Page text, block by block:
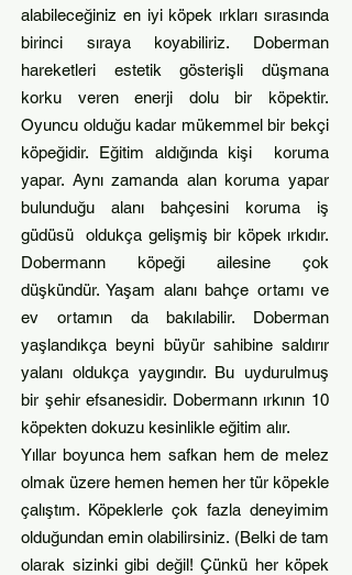
alabileceğiniz en iyi köpek ırkları sırasında
birinci sıraya koyabiliriz. Doberman
hareketleri estetik gösterişli düşmana
korku veren enerji dolu bir köpektir.
Oyuncu olduğu kadar mükemmel bir bekçi
köpeğidir. Eğitim aldığında kişi koruma
yapar. Aynı zamanda alan koruma yapar
bulunduğu alanı bahçesini koruma iş
güdüsü oldukça gelişmiş bir köpek ırkıdır.
Dobermann köpeği ailesine çok
düşkündür. Yaşam alanı bahçe ortamı ve
ev ortamın da bakılabilir. Doberman
yaşlandıkça beyni büyür sahibine saldırır
yalanı oldukça yaygındır. Bu uydurulmuş
bir şehir efsanesidir. Dobermann ırkının 10
köpekten dokuzu kesinlikle eğitim alır.
Yıllar boyunca hem safkan hem de melez
olmak üzere hemen hemen her tür köpekle
çalıştım. Köpeklerle çok fazla deneyimim
olduğundan emin olabilirsiniz. (Belki de tam
olarak sizinki gibi değil! Çünkü her köpek